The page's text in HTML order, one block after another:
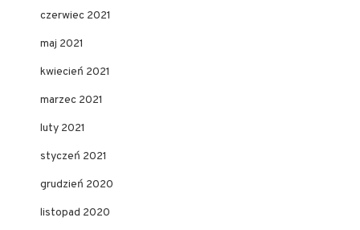
czerwiec 2021
maj 2021
kwiecień 2021
marzec 2021
luty 2021
styczeń 2021
grudzień 2020
listopad 2020